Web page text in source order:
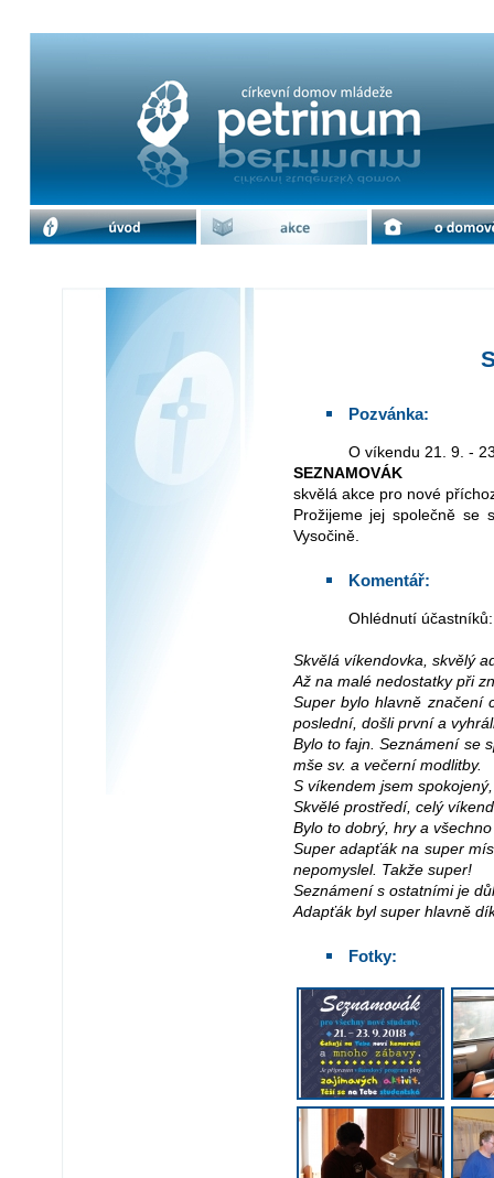
Seznamovák | cdm Petrinum
Pozvánka:
O víkendu 21. 9. -
SEZNAMOVÁK
skvělá akce pro nové
Prožijeme jej společně se
Vysočině.
Komentář:
Ohlédnutí účastníků:
Skvělá víkendovka, skvělý
Až na malé nedostatky při
Super bylo hlavně značení
poslední, došli první a
Bylo to fajn. Seznámení se
mše sv. a večerní modlitby.
S víkendem jsem
Skvělé prostředí, celý
Bylo to dobrý, hry a
Super adapťák na super
nepomyslel. Takže super!
Seznámení s ostatními je
Adapťák byl super hlavně
Fotky:
úvod akce o domově